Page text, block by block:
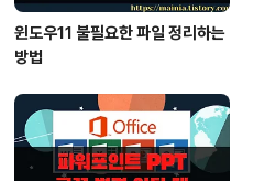
윈도우11 불필요한 파일 정리하는
방법